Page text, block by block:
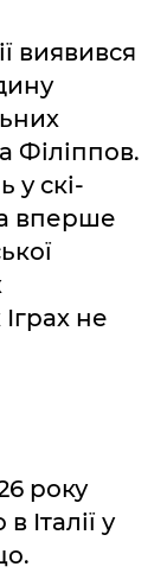
виявився
Філіппов.
у скі-
вперше
не
року
Італії у